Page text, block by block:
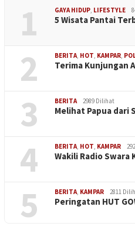
1 GAYA HIDUP, LIFESTYLE
5 Wisata Pantai
2 BERITA, HOT, KAMPAR,
Terima Kunjungan
3 BERITA 2989 Dilihat
Melihat Papua dari
4 BERITA, HOT, KAMPAR
Wakili Radio Swara
5 BERITA, KAMPAR 2811
Peringatan HUT